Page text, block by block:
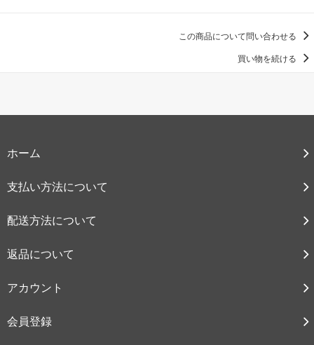
この商品について問い合わせる
買い物を続ける
ホーム
支払い方法について
配送方法について
返品について
アカウント
会員登録